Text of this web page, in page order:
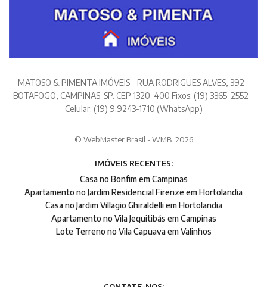
MATOSO & PIMENTA IMÓVEIS - RUA RODRIGUES ALVES, 392 -
BOTAFOGO, CAMPINAS-SP. CEP 1320-400 Fixos: (19) 3365-2552 -
Celular: (19) 9.9243-1710 (WhatsApp)
© WebMaster Brasil - WMB. 2026
IMÓVEIS RECENTES:
Casa no Bonfim em Campinas
Apartamento no Jardim Residencial Firenze em Hortolandia
Casa no Jardim Villagio Ghiraldelli em Hortolandia
Apartamento no Vila Jequitibás em Campinas
Lote Terreno no Vila Capuava em Valinhos